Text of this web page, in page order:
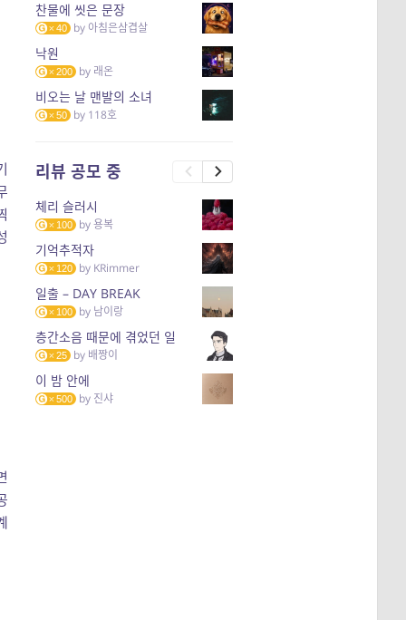
찬물에 씻은 문장
40 by 아침은삼겹살
낙원
200 by 래온
비오는 날 맨발의 소녀
50 by 118호
리뷰 공모 중
체리 슬러시
100 by용복
기억추적자
120 by KRimmer
일출 – DAY BREAK
100 by 남이랑
층간소음 때문에 겪었던 일
25 by 배짱이
이 밤 안에
500 by 진샤